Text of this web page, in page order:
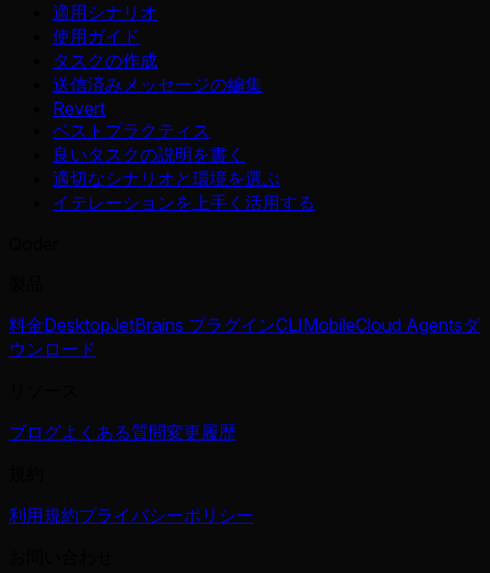
適用シナリオ
使用ガイド
タスクの作成
送信済みメッセージの編集
Revert
ベストプラクティス
良いタスクの説明を書く
適切なシナリオと環境を選ぶ
イテレーションを上手く活用する
料金DesktopJetBrains プラグインCLIMobileCloud Agentsダ
ウンロード
ブログよくある質問変更履歴
利用規約プライバシーポリシー